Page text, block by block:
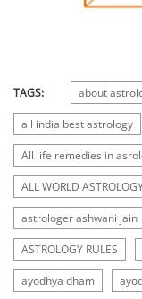
TAGS: about
all india best astrology
All life remedies in
ALL WORLD
astrologer ashwani jain
ASTROLOGY RULES
ayodhya dham